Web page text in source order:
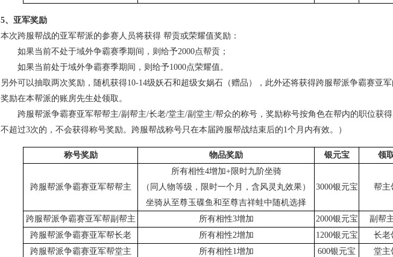
5、亚军奖励
本次跨服帮战的亚军帮派的参赛人员将获得 帮贡或荣耀值奖励：
如果当前不处于域外争霸赛季期间，则给予2000点帮贡；
如果当前处于域外争霸赛季期间，则给予1000点荣耀值。
另外可以抽取两次奖励，随机获得10-14级妖石和超级女娲石（赠品），此外还将获得跨服帮派争霸赛亚
奖励在本帮派的账房先生处领取。
跨服帮派争霸赛亚军帮帮主/副帮主/长老/堂主/副堂主/帮众的称号，奖励称号按角色在帮内的职位获得
不超过3次的，不会获得称号奖励。跨服帮战称号只在本届跨服帮战结束后的1个月内有效。）
称号奖励 物品奖励 银元宝 领
跨服帮派争霸赛亚军帮帮主
所有相性4增加+限时九阶坐骑
（同人物等级，限时一个月，含风灵丸效果）
坐骑从至尊玉碟鱼和至尊吉祥蛙中随机选择
3000银元宝 帮主
跨服帮派争霸赛亚军帮副帮主 所有相性3增加 2000银元宝
副帮
跨服帮派争霸赛亚军帮长老
所有相性2增加 1200银元宝
长老
跨服帮派争霸赛亚军帮堂主
所有相性1增加 600银元宝 堂主